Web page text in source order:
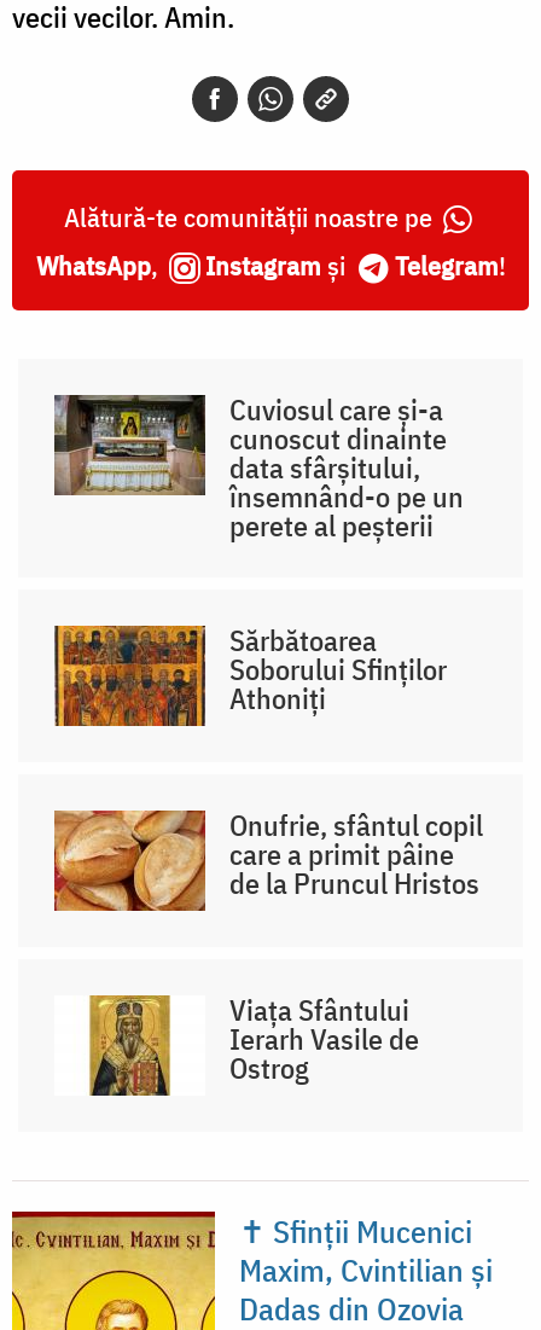
vecii vecilor. Amin.
Alătură-te comunității noastre pe
WhatsApp, Instagram și Telegram!
Cuviosul care și-a
cunoscut dinainte
data sfârșitului,
însemnând-o pe un
perete al peșterii
Sărbătoarea
Soborului Sfinților
Athoniți
Onufrie, sfântul copil
care a primit pâine
de la Pruncul Hristos
Viața Sfântului
Ierarh Vasile de
Ostrog
✝ Sfinții Mucenici
Maxim, Cvintilian și
Dadas din Ozovia